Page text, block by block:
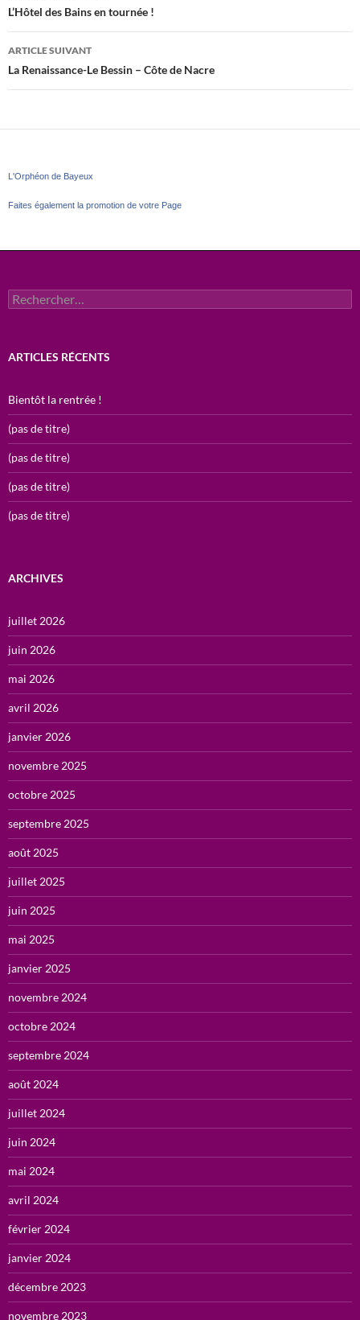
des
articles
L’Hôtel des Bains en tournée !
ARTICLE SUIVANT
La Renaissance-Le Bessin – Côte de Nacre
L'Orphéon de Bayeux
Faites également la promotion de votre Page
Rechercher :
ARTICLES RÉCENTS
Bientôt la rentrée !
(pas de titre)
(pas de titre)
(pas de titre)
(pas de titre)
ARCHIVES
juillet 2026
juin 2026
mai 2026
avril 2026
janvier 2026
novembre 2025
octobre 2025
septembre 2025
août 2025
juillet 2025
juin 2025
mai 2025
janvier 2025
novembre 2024
octobre 2024
septembre 2024
août 2024
juillet 2024
juin 2024
mai 2024
avril 2024
février 2024
janvier 2024
décembre 2023
novembre 2023